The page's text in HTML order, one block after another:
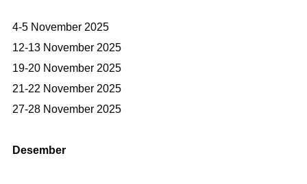
4-5 November 2025
12-13 November 2025
19-20 November 2025
21-22 November 2025
27-28 November 2025
Desember